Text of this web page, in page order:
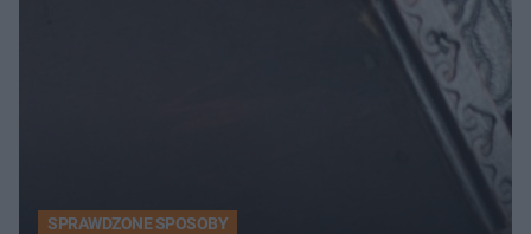
SPRAWDZONE SPOSOBY